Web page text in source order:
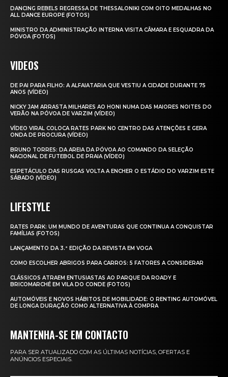
DANCING REBELS REGRESSA DE THESSALONIKI COM OITO MEDALHAS NO
ALL DANCE EUROPE (FOTOS)
MINISTRO DA ADMINISTRAÇÃO INTERNA VISITA CÂMARA E ESQUADRA DA
PÓVOA (FOTOS)
VIDEOS
DE PAI PARA FILHO: A ALFAIATARIA QUE VESTIU A CIDADE DURANTE 75
ANOS (VÍDEO)
NICKY JAM ARRASTA MILHARES AO HONI NUMA DAS MAIORES NOITES DO
VERÃO NA PÓVOA DE VARZIM (VÍDEO)
VÍDEO VIRAL COLOCA RATES PARK NO CENTRO DAS ATENÇÕES E GERA
ONDA DE PROCURA (VÍDEO)
BRUNO TORRES: DA AREIA DA PÓVOA AO COMANDO DA SELEÇÃO
NACIONAL DE FUTEBOL DE PRAIA (VÍDEO)
ESPETÁCULO DAS RUSGAS VOLTA A ENCHER O ESTÁDIO DO VARZIM ESTE
SÁBADO (VÍDEO)
LIFESTYLE
RATES PARK: UM MUNDO DE AVENTURAS QUE CONTINUA A CONQUISTAR
FAMÍLIAS (FOTOS)
LANÇAMENTO DA 3.ª EDIÇÃO DA REVISTA EM VOGA
COMO ESCOLHER ABRIGOS PARA CARROS: 5 FATORES A CONSIDERAR
CLÁSSICOS ATRAEM ENTUSIASTAS AO PARQUE DA ROADY E
BRICOMARCHÉ EM VILA DO CONDE (FOTOS)
AUTOMÓVEIS E NOVOS HÁBITOS DE MOBILIDADE: O RENTING AUTOMÓVEL
DE LONGA DURAÇÃO COMO ALTERNATIVA À COMPRA
MANTENHA-SE EM CONTACTO
PARA SER ATUALIZADO COM AS ÚLTIMAS NOTÍCIAS, OFERTAS E
ANÚNCIOS ESPECIAIS.